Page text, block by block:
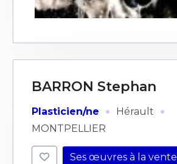
BARRON Stephan
Plasticien/ne · Hérault ·
MONTPELLIER
Ses œuvres à la vente